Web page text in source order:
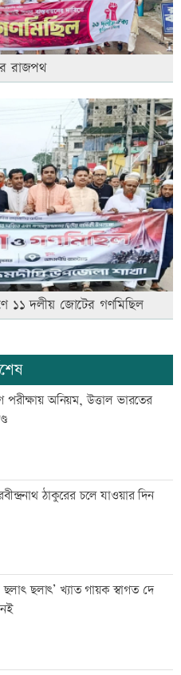
রাজপথ
১১ দলীয় জোটের গণমিছিল
পরীক্ষায় অনিয়ম, উত্তাল ভারতের
ঠাকুরের চলে যাওয়ার দিন
ছলাৎ ছলাৎ’ খ্যাত গায়ক স্বাগত দে